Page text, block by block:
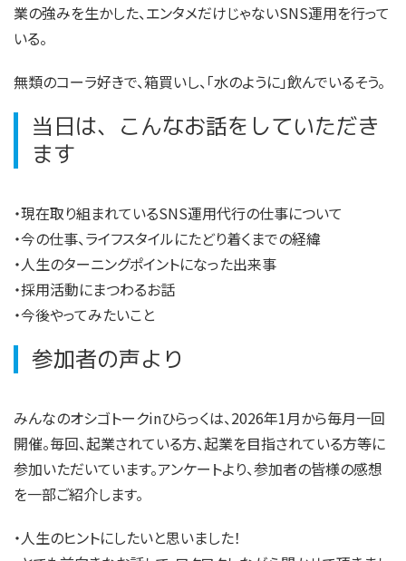
業の強みを生かした、エンタメだけじゃないSNS運用を行って
いる。
無類のコーラ好きで、箱買いし、「水のように」飲んでいるそう。
当日は、こんなお話をしていただき
ます
・現在取り組まれているSNS運用代行の仕事について
・今の仕事、ライフスタイルにたどり着くまでの経緯
・人生のターニングポイントになった出来事
・採用活動にまつわるお話
・今後やってみたいこと
参加者の声より
みんなのオシゴトークinひらっくは、2026年1月から毎月一回
開催。毎回、起業されている方、起業を目指されている方等に
参加いただいています。アンケートより、参加者の皆様の感想
を一部ご紹介します。
・人生のヒントにしたいと思いました！